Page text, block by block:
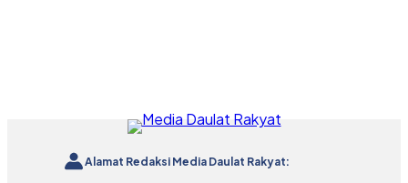
Alamat Redaksi Media Daulat Rakyat: